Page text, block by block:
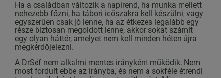
Ha a családban változik a napirend, ha munka mellett
nehezebb főzni, ha tábori időszakra kell készülni, vagy
egyszerűen csak jó lenne, ha az étkezés legalább egy
része biztosan megoldott lenne, akkor sokat számít
egy olyan háttér, amelyet nem kell minden héten újra
megkérdőjelezni.
A DrSéf nem alkalmi mentes irányként működik. Nem
most fordult ebbe az irányba, és nem a sokféle étrendi